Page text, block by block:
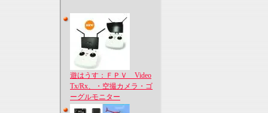
遊はうす：ＦＰＶ Video
Tx/Rx、・空撮カメラ・ゴ
ーグルモニター